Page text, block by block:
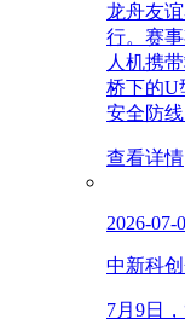
龙舟友
行。赛
人机携
桥下的U
安全防线
查看详情
2026-07-
中新科
7月9日